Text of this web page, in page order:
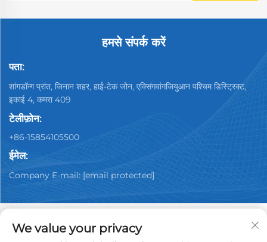
हमसे संपर्क करें
पता:
शांगडॉन्ग प्रांत, जिनान शहर, हाई-टेक जोन, एक्सिंगवांगजियुआन पश्चिम डिस्ट्रिक्ट,
इकाई 4, कमरा 409
टेलीफ़ोन:
+86-15854105500
ईमेल:
Company E-mail: [email protected]
We value your privacy